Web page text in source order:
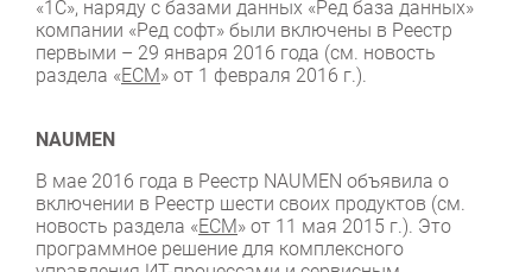
«1С», наряду с базами данных «Ред база данных»
компании «Ред софт» были включены в Реестр
первыми – 29 января 2016 года (см. новость
раздела «ЕСМ» от 1 февраля 2016 г.).
NAUMEN
В мае 2016 года в Реестр NAUMEN объявила о
включении в Реестр шести своих продуктов (см.
новость раздела «ЕСМ» от 11 мая 2015 г.). Это
программное решение для комплексного